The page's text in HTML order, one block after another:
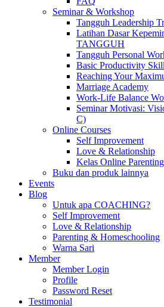
Seminar & Workshop
Tangguh Leadership
Latihan Dasar
TANGGUH
Tangguh Personal
Basic Productivity
Reaching Your
Marriage Academy
Work-Life Balance
Seminar Motivasi:
C)
Online Courses
Self Improvement
Love & Relationship
Kelas Online Parenting
Buku dan produk lainnya
Events
Blog
Untuk apa COACHING?
Self Improvement
Love & Relationship
Parenting & Homeschooling
Warna Sari
Member
Member Login
Profile
Password Reset
Testimonial